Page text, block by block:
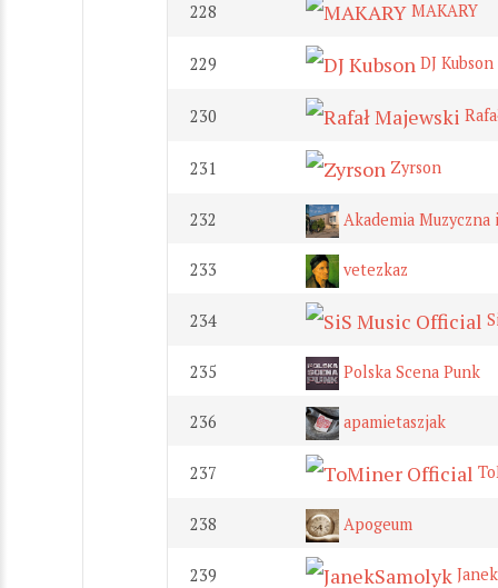
228 MAKARY
229 DJ Kubson
230
231 Zyrson
232 Akademia Muzyczna
233 vetezkaz
234
235 Polska Scena Punk
236 apamietaszjak
237
238 Apogeum
239